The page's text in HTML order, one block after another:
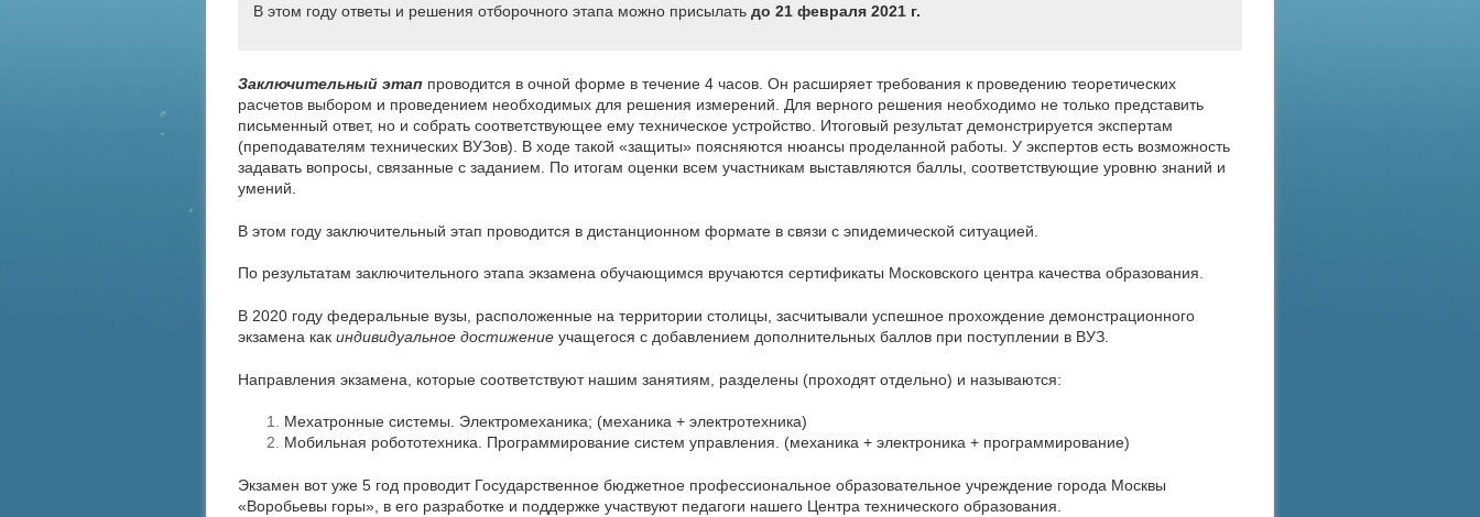
В этом году ответы и решения отборочного этапа можно присылать до 21 февраля 2021 г.
Заключительный этап проводится в очной форме в течение 4 часов. Он расширяет требования к проведению теоретических
расчетов выбором и проведением необходимых для решения измерений. Для верного решения необходимо не только представить
письменный ответ, но и собрать соответствующее ему техническое устройство. Итоговый результат демонстрируется экспертам
(преподавателям технических ВУЗов). В ходе такой «защиты» поясняются нюансы проделанной работы. У экспертов есть возможность
задавать вопросы, связанные с заданием. По итогам оценки всем участникам выставляются баллы, соответствующие уровню знаний и
умений.
В этом году заключительный этап проводится в дистанционном формате в связи с эпидемической ситуацией.
По результатам заключительного этапа экзамена обучающимся вручаются сертификаты Московского центра качества образования.
В 2020 году федеральные вузы, расположенные на территории столицы, засчитывали успешное прохождение демонстрационного
экзамена как индивидуальное достижение учащегося с добавлением дополнительных баллов при поступлении в ВУЗ.
Направления экзамена, которые соответствуют нашим занятиям, разделены (проходят отдельно) и называются:
Мехатронные системы. Электромеханика; (механика + электротехника)
Мобильная робототехника. Программирование систем управления. (механика + электроника + программирование)
Экзамен вот уже 5 год проводит Государственное бюджетное профессиональное образовательное учреждение города Москвы
«Воробьевы горы», в его разработке и поддержке участвуют педагоги нашего Центра технического образования.